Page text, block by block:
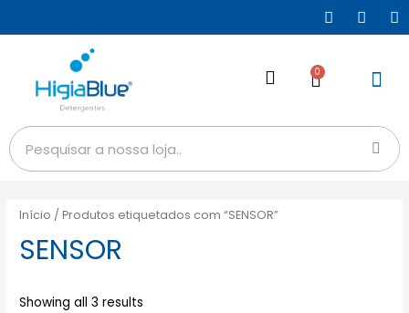
0
Início / Produtos etiquetados com “SENSOR”
SENSOR
Showing all 3 results